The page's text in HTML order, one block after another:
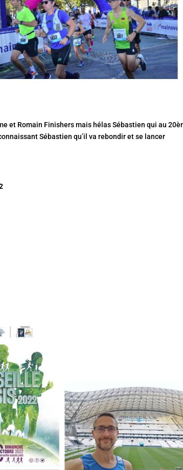
et Romain Finishers mais hélas Sébastien qui au
Sébastien qu’il va rebondir et se lancer